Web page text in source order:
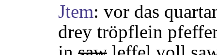
Jtem: vor das
drey tröpflein